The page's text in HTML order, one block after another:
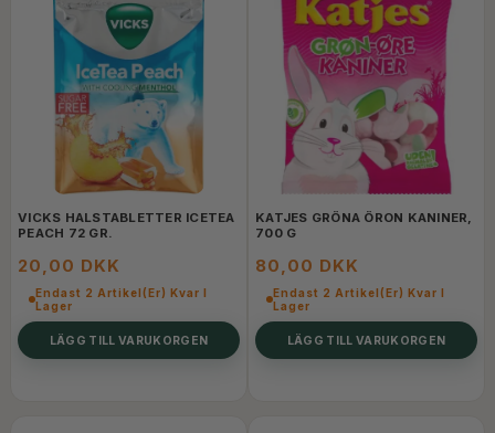
VICKS HALSTABLETTER ICETEA
PEACH 72 GR.
20,00 DKK
Endast 2 Artikel(er) Kvar I
Lager
LÄGG TILL VARUKORGEN
KATJES GRÖNA ÖRON KANINER,
700 G
80,00 DKK
Endast 2 Artikel(er) Kvar I
Lager
LÄGG TILL VARUKORGEN